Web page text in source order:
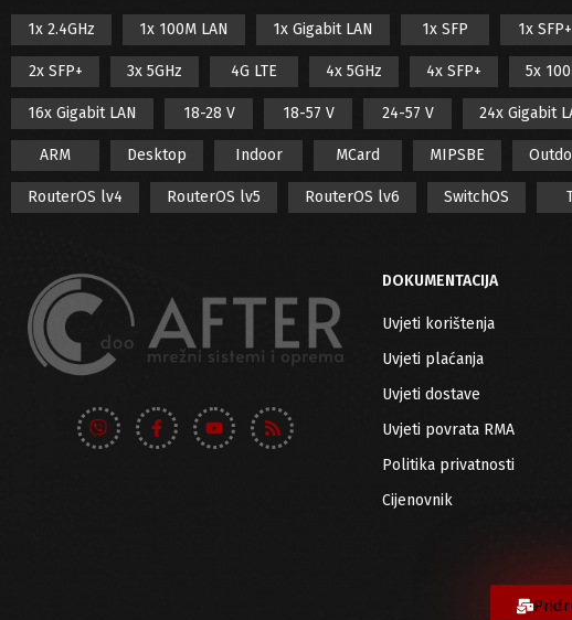
1x 2.4GHz 1x 100M LAN 1x Gigabit LAN 1x SFP 1x SFP+
2x SFP+ 3x 5GHz 4G LTE 4x 5GHz 4x SFP+ 5x
16x Gigabit LAN 18-28 V 18-57 V 24-57 V 24x Gigabit
ARM Desktop Indoor MCard MIPSBE
RouterOS lv4 RouterOS lv5 RouterOS lv6 SwitchOS
DOKUMENTACIJA
Uvjeti korištenja
Uvjeti plaćanja
Uvjeti dostave
Uvjeti povrata RMA
Politika privatnosti
Cijenovnik